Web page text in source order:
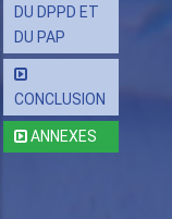
DU DPPD ET
DU PAP
CONCLUSION
ANNEXES